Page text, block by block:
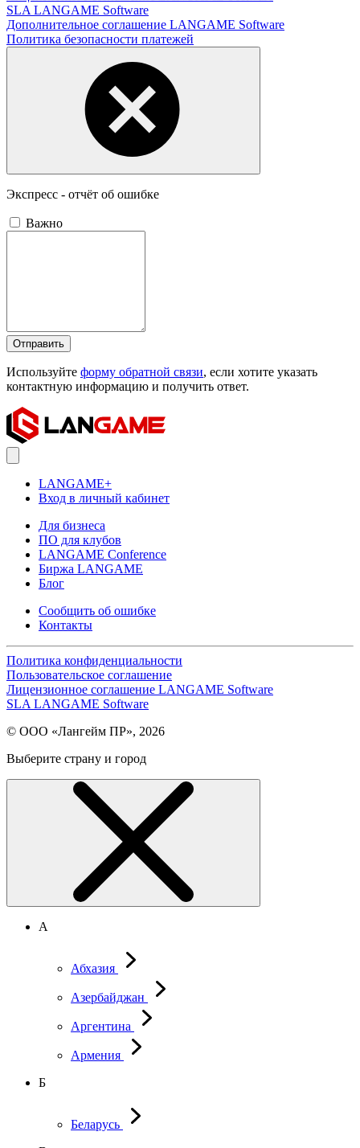
SLA LANGAME Software
Дополнительное соглашение LANGAME Software
Политика безопасности платежей
Экспресс - отчёт об ошибке
Важно
Отправить
Используйте форму обратной связи, если хотите указать
контактную информацию и получить ответ.
LANGAME+
Вход в личный кабинет
Для бизнеса
ПО для клубов
LANGAME Conference
Биржа LANGAME
Блог
Сообщить об ошибке
Контакты
Политика конфиденциальности
Пользовательское соглашение
Лицензионное соглашение LANGAME Software
SLA LANGAME Software
© ООО «Лангейм ПР», 2026
Выберите страну и город
А
Абхазия
Азербайджан
Аргентина
Армения
Б
Беларусь